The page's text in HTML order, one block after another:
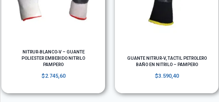
NITRUR-BLANCO-V – GUANTE
POLIESTER EMBEBIDO NITRILO
PAMPERO
$2.745,60
GUANTE NITRUR-V, TACTIL PETROLERO
BAÑO EN NITRILO – PAMPERO
$3.590,40